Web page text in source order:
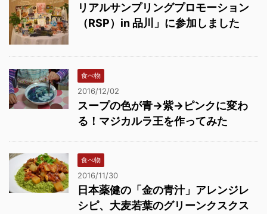
リアルサンプリングプロモーション
（RSP）in 品川」に参加しました
食べ物
2016/12/02
スープの色が青→紫→ピンクに変わ
る！マジカルラ王を作ってみた
食べ物
2016/11/30
日本薬健の「金の青汁」アレンジレ
シピ、大麦若葉のグリーンクスクス